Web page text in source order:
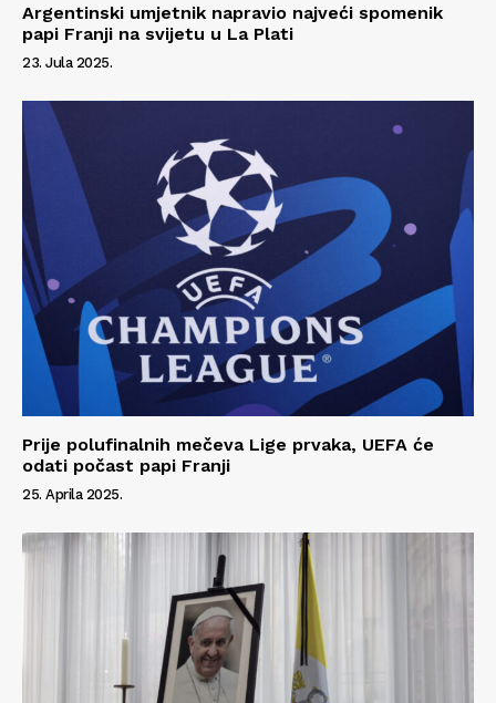
O nama
Kontakt
Argentinski umjetnik napravio najveći spomenik
papi Franji na svijetu u La Plati
23. Jula 2025.
Prije polufinalnih mečeva Lige prvaka, UEFA će
odati počast papi Franji
25. Aprila 2025.